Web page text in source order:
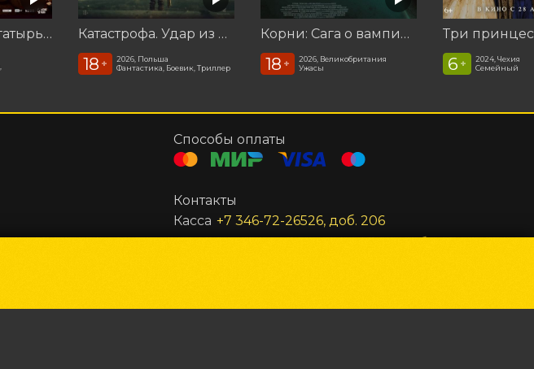
Последний богатырь. Колобок Катастрофа. Удар из космоса
18 +
2026, Польша
Фантастика, Боевик, Триллер
Корни: Сага о вампирах
18 +
2026, Великобритания
Ужасы
Три
6 +
2024, Чехия
Семейный
Способы оплаты
Контакты
Касса +7 346-72-26526, доб. 206
Администратор +7 346-72-26526, доб. 302
По вопросам гастролей и маркетинга